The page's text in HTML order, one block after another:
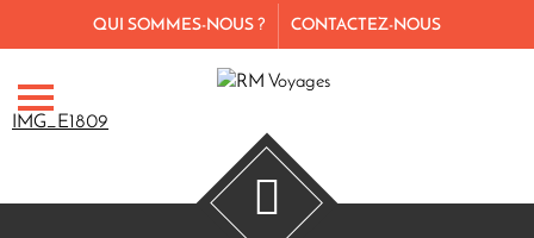
QUI SOMMES-NOUS ? CONTACTEZ-NOUS
IMG_E1809